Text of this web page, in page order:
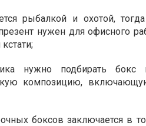
рыбалкой и охотой,
нужен для офисного
нужно подбирать бокс
композицию,
боксов заключается в